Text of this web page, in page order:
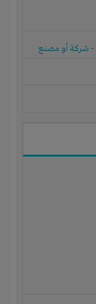
- شركة أو مصنع